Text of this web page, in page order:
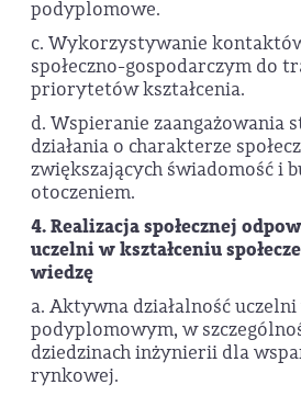
podyplomowe.
c. Wykorzystywanie
społeczno-gospodarczym do
priorytetów kształcenia.
d. Wspieranie zaangażowania
działania o charakterze
zwiększających świadomość i
otoczeniem.
4. Realizacja społecznej
uczelni w kształceniu
wiedzę
a. Aktywna działalność
podyplomowym, w
dziedzinach inżynierii dla
rynkowej.